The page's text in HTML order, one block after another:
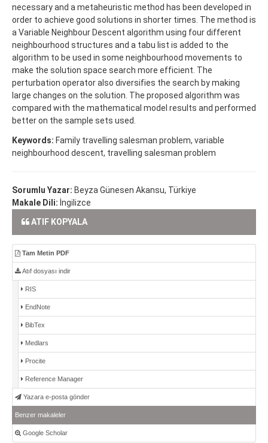
necessary and a metaheuristic method has been developed in
order to achieve good solutions in shorter times. The method is
a Variable Neighbour Descent algorithm using four different
neighbourhood structures and a tabu list is added to the
algorithm to be used in some neighbourhood movements to
make the solution space search more efficient. The
perturbation operator also diversifies the search by making
large changes on the solution. The proposed algorithm was
compared with the mathematical model results and performed
better on the sample sets used.
Keywords: Family travelling salesman problem, variable
neighbourhood descent, travelling salesman problem
Sorumlu Yazar: Beyza Günesen Akansu, Türkiye
Makale Dili: İngilizce
ATIF KOPYALA
Tam Metin PDF
Atıf dosyası indir
RIS
EndNote
BibTex
Medlars
Procite
Reference Manager
Yazara e-posta gönder
Benzer makaleler
Google Scholar